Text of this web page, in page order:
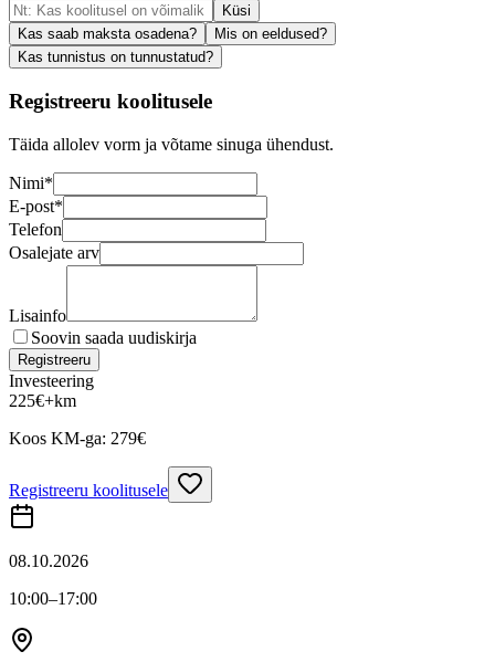
Küsi
Kas saab maksta osadena?
Mis on eeldused?
Kas tunnistus on tunnustatud?
Registreeru koolitusele
Täida allolev vorm ja võtame sinuga ühendust.
Nimi*
E-post*
Telefon
Osalejate arv
Lisainfo
Soovin saada uudiskirja
Registreeru
Investeering
225€+km
Koos KM-ga: 279€
Registreeru koolitusele
08.10.2026
10:00–17:00